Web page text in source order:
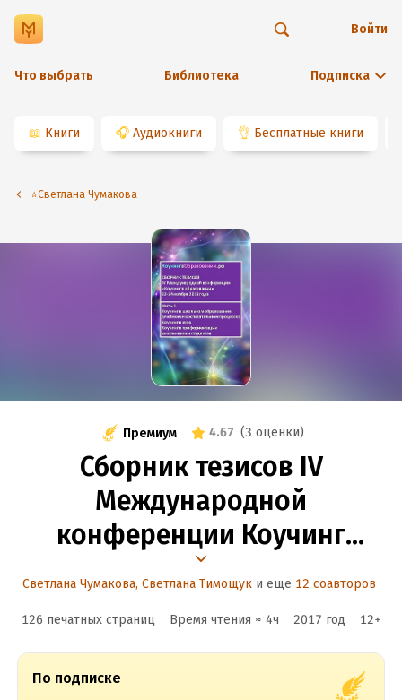
Что выбрать Библиотека Подписка
Войти
📖 Книги 🎧 Аудиокниги 👌 Бесплатные книги
⭐️Светлана Чумакова
Премиум 4.67 (3 оценки)
Сборник тезисов IV
Международной
конференции Коучинг
в образовании 22–
Часть 1. Коучинг
в школьном образовании
Светлана Чумакова, Светлана Тимощук и еще 12 соавторов
126 печатных страниц Время чтения ≈ 4ч 2017 год 12+
По подписке